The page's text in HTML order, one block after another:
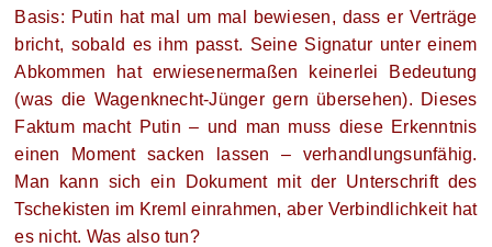
Basis: Putin hat mal um mal bewiesen, dass er Verträge
bricht, sobald es ihm passt. Seine Signatur unter einem
Abkommen hat erwiesenermaßen keinerlei Bedeutung
(was die Wagenknecht-Jünger gern übersehen). Dieses
Faktum macht Putin – und man muss diese Erkenntnis
einen Moment sacken lassen – verhandlungsunfähig.
Man kann sich ein Dokument mit der Unterschrift des
Tschekisten im Kreml einrahmen, aber Verbindlichkeit hat
es nicht. Was also tun?